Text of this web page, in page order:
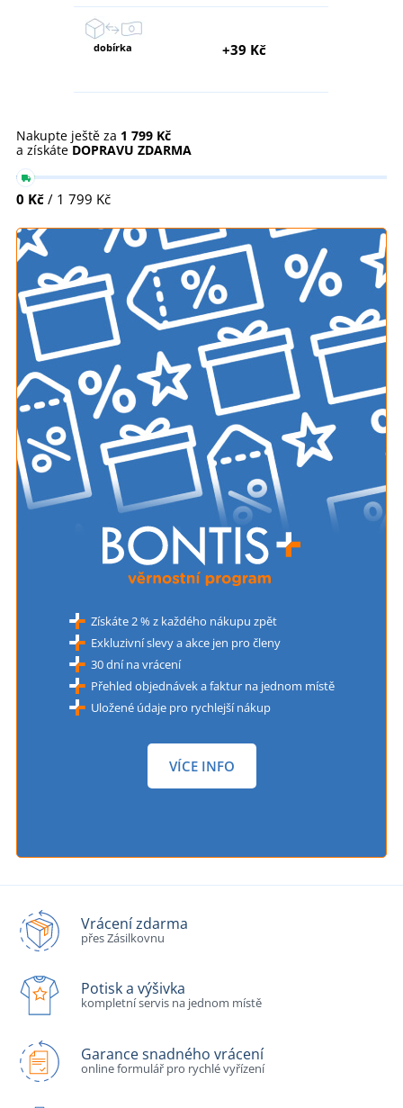
dobírka +39 Kč
Nakupte ještě za 1 799 Kč
a získáte DOPRAVU ZDARMA
0 Kč / 1 799 Kč
Získáte 2 % z každého nákupu zpět
Exkluzivní slevy a akce jen pro členy
30 dní na vrácení
Přehled objednávek a faktur na jednom místě
Uložené údaje pro rychlejší nákup
VÍCE INFO
Vrácení zdarma
přes Zásilkovnu
Potisk a výšivka
kompletní servis na jednom místě
Garance snadného vrácení
online formulář pro rychlé vyřízení